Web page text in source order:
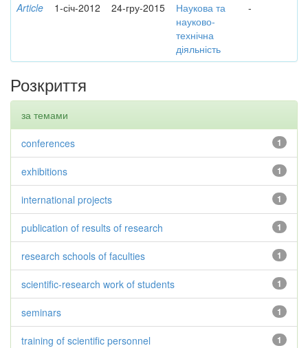
Article 1-січ-2012 24-гру-2015
Наукова та
науково-
технічна
діяльність
-
Розкриття
за темами
1
conferences
1
exhibitions
1
international projects
1
publication of results of research
1
research schools of faculties
1
scientific-research work of students
1
seminars
1
training of scientific personnel